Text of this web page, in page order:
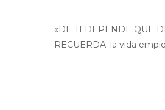
«DE TI DEPENDE QUE
RECUERDA: la vida